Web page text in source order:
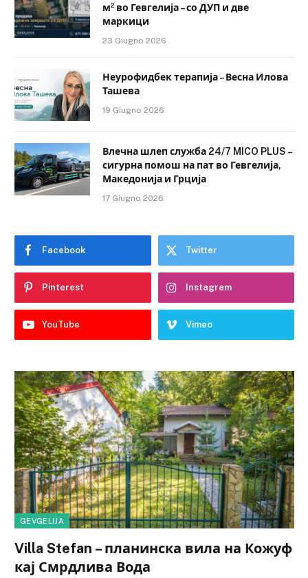
м² во Гевгелија – со ДУП и две
маркици
23 Giugno 2026
Неурофидбек терапија – Весна Илова
Ташева
19 Giugno 2026
Влечна шлеп служба 24/7 MICO PLUS –
сигурна помош на пат во Гевгелија,
Македонија и Грција
17 Giugno 2026
Facebook Twitter
Pinterest Instagram
YouTube Vimeo
GEVGELIJA
Villa Stefan – планинска вила на Кожуф
кај Смрдлива Вода